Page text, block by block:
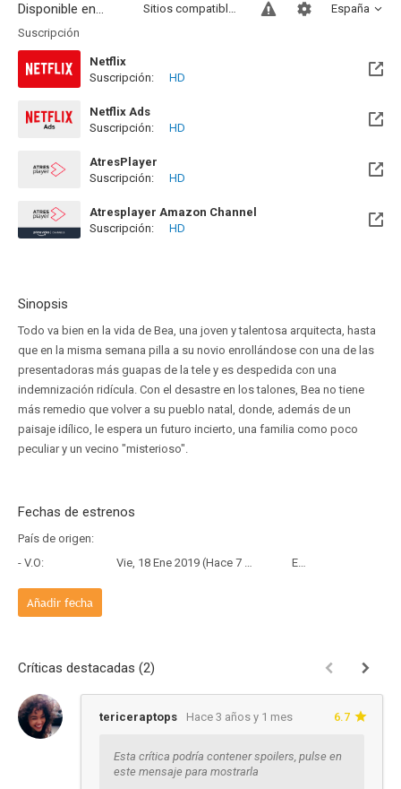
Disponible en... España
Sitios compatibles
Suscripción
Netflix
Suscripción:
HD
Netflix Ads
Suscripción:
HD
AtresPlayer
Suscripción:
HD
Atresplayer Amazon Channel
Suscripción:
HD
Sinopsis
Todo va bien en la vida de Bea, una joven y talentosa arquitecta, hasta
que en la misma semana pilla a su novio enrollándose con una de las
presentadoras más guapas de la tele y es despedida con una
indemnización ridícula. Con el desastre en los talones, Bea no tiene
más remedio que volver a su pueblo natal, donde, además de un
paisaje idílico, le espera un futuro incierto, una familia como poco
peculiar y un vecino "misterioso".
Fechas de estrenos
País de origen:
- V.O:
Vie, 18 Ene 2019 (Hace 7 años y 6 meses) Estreno
Añadir fecha
Críticas destacadas (2)
tericeraptops Hace 3 años y 1 mes 6.7
Esta crítica podría contener spoilers, pulse en
este mensaje para mostrarla